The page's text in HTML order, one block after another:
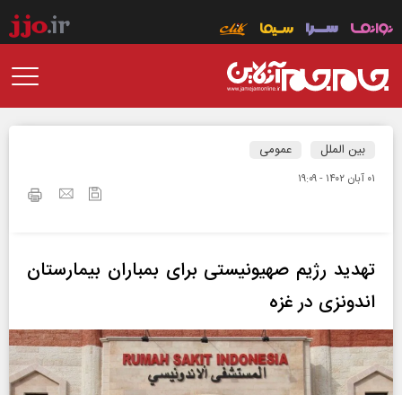
بین الملل عمومی
۰۱ آبان ۱۴۰۲ - ۱۹:۰۹
تهدید رژیم صهیونیستی برای بمباران بیمارستان
اندونزی در غزه